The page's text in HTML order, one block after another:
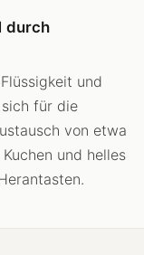
durch
und
für die
von etwa
und helles